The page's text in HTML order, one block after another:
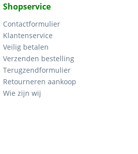
Shopservice
Contactformulier
Klantenservice
Veilig betalen
Verzenden bestelling
Terugzendformulier
Retourneren aankoop
Wie zijn wij